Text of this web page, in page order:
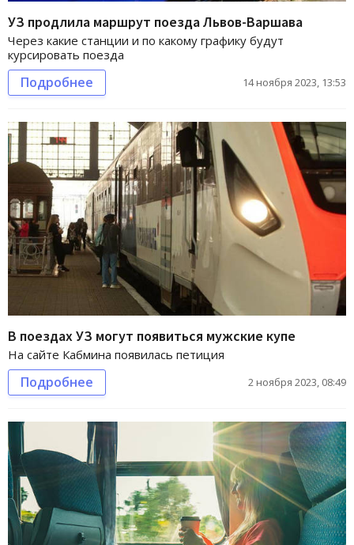
УЗ продлила маршрут поезда Львов-Варшава
Через какие станции и по какому графику будут
курсировать поезда
Подробнее 14 ноября 2023, 13:53
В поездах УЗ могут появиться мужские купе
На сайте Кабмина появилась петиция
Подробнее 2 ноября 2023, 08:49